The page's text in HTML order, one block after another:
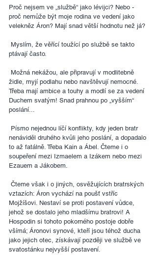
Proč nejsem ve „službě“ jako lévijci? Nebo -
proč nemůže být moje rodina ve vedení jako
velekněz Áron? Mají snad větší hodnotu než já?
ptávají často.
židle, myjí podlahu nebo navštěvují nemocné.
Třeba mají ambice a touhy a modlí se za vedení
Duchem svatým! Snad prahnou po „vyšším“
poslání...
nenáviděl druhého kvůli jeho poslání, a dopadalo
to až fatálně. Třeba Kain a Ábel. Čteme i o
soupeření mezi Izmaelem a Izákem nebo mezi
Ezauem a Jákobem.
vztazích: Áron vychází na poušť vstříc
Mojžíšovi. Nestaví se proti postavení vůdce,
jehož se dostalo jeho mladšímu bratrovi! A
Hospodin si tohoto pokorného postoje dobře
všímá; Áronovi synové, kteří jsou téhož ducha
jako jejich otec, získávají později ve službě ve
svatostánku nejvyšší postavení.